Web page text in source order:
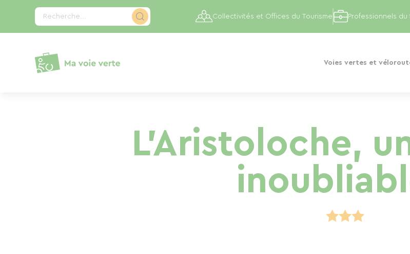
Recherche...
Voies vertes et
Collectivités et Offices du Tourisme Professionnels du
L'Aristoloche,
Panneau de gestion des cookies